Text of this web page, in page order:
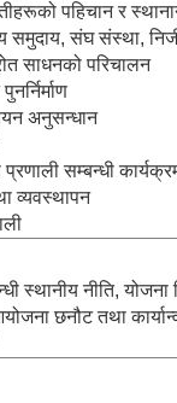
पहिचान र
समुदाय, संघ संस्था,
साधनको परिचालन
अनुसन्धान
सम्बन्धी
व्यवस्थापन
स्थानीय नीति, योजना
छनौट तथा